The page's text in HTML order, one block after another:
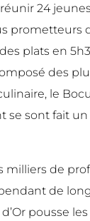
24
prometteurs
plats en
des
le
se sont fait
milliers de
de
pousse